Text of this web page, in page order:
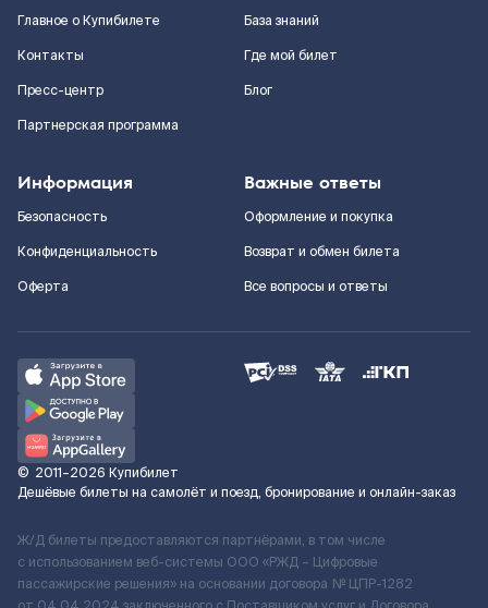
Главное о Купибилете
Контакты
Пресс-центр
Партнерская программа
База знаний
Где мой билет
Блог
Информация
Безопасность
Конфиденциальность
Оферта
Важные ответы
Оформление и покупка
Возврат и обмен билета
Все вопросы и ответы
© 2011–2026 Купибилет
Дешёвые билеты на самолёт и поезд, бронирование и онлайн-заказ
Ж/Д билеты предоставляются партнёрами, в том числе
с использованием веб-системы ООО «РЖД – Цифровые
пассажирские решения» на основании договора № ЦПР-1282